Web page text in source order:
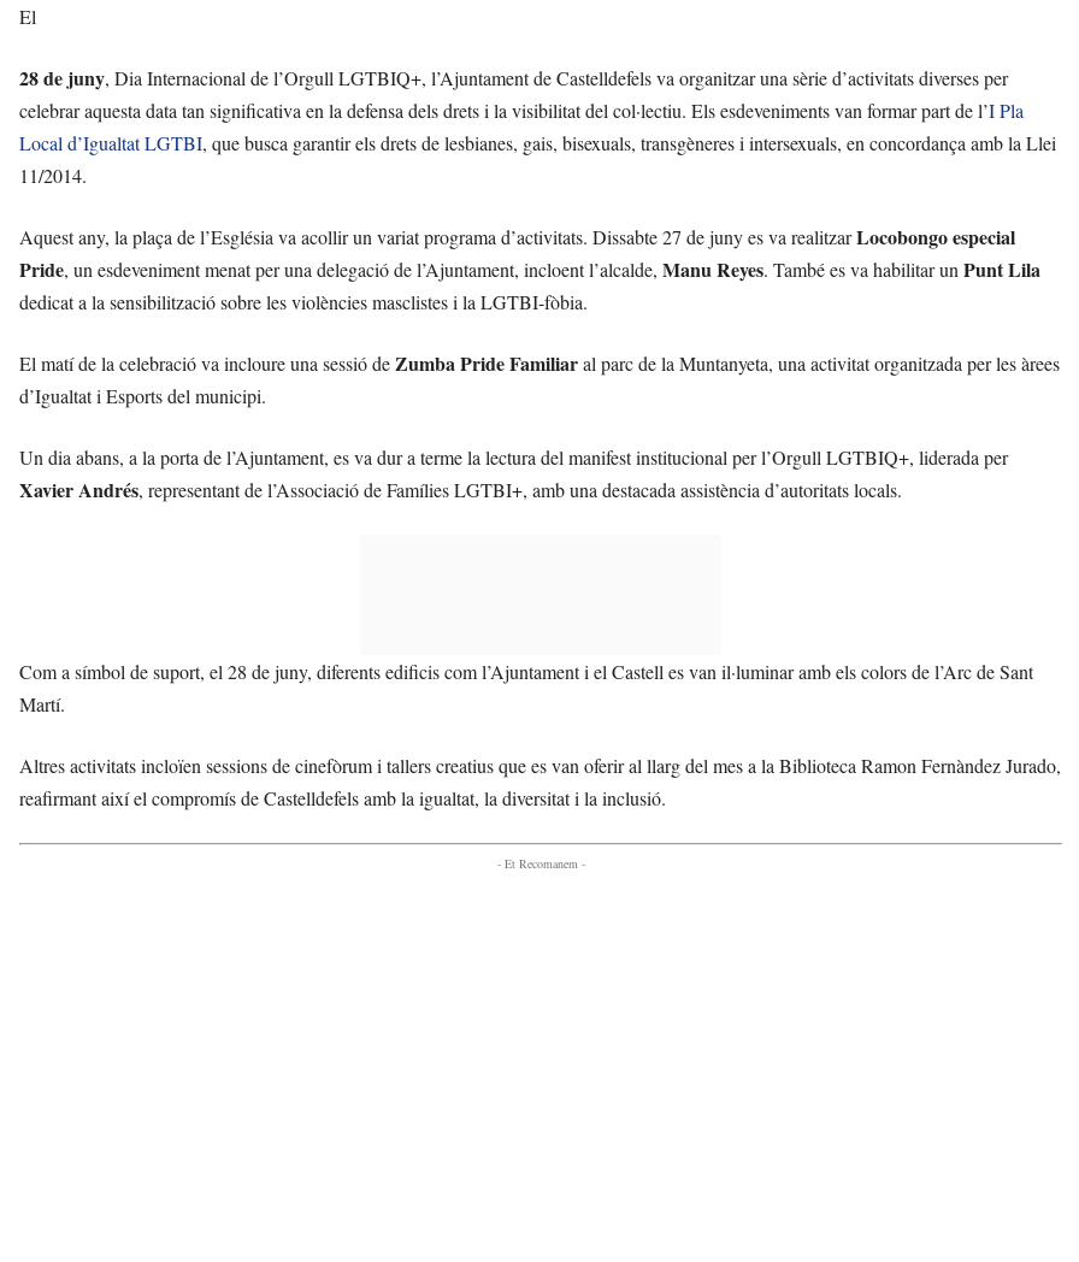
El
28 de juny, Dia Internacional de l’Orgull LGTBIQ+, l’Ajuntament de Castelldefels va organitzar una sèrie d’activitats diverses per
celebrar aquesta data tan significativa en la defensa dels drets i la visibilitat del col·lectiu. Els esdeveniments van formar part de l’I Pla
Local d’Igualtat LGTBI, que busca garantir els drets de lesbianes, gais, bisexuals, transgèneres i intersexuals, en concordança amb la Llei
11/2014.
Aquest any, la plaça de l’Església va acollir un variat programa d’activitats. Dissabte 27 de juny es va realitzarLocobongo especial
Pride, un esdeveniment menat per una delegació de l’Ajuntament, incloent l’alcalde, Manu Reyes. També es va habilitar unPunt Lila
dedicat a la sensibilització sobre les violències masclistes i la LGTBI-fòbia.
El matí de la celebració va incloure una sessió deZumba Pride Familiaral parc de la Muntanyeta, una activitat organitzada per les àrees
d’Igualtat i Esports del municipi.
Un dia abans, a la porta de l’Ajuntament, es va dur a terme la lectura del manifest institucional per l’Orgull LGTBIQ+, liderada per
Xavier Andrés, representant de l’Associació de Famílies LGTBI+, amb una destacada assistència d’autoritats locals.
Com a símbol de suport, el 28 de juny, diferents edificis com l’Ajuntament i el Castell es van il·luminar amb els colors de l’Arc de Sant
Martí.
Altres activitats incloïen sessions de cinefòrum i tallers creatius que es van oferir al llarg del mes a la Biblioteca Ramon Fernàndez Jurado,
reafirmant així el compromís de Castelldefels amb la igualtat, la diversitat i la inclusió.
- Et Recomanem -